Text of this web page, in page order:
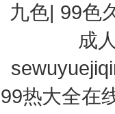
九色| 99色
成
99热大全在